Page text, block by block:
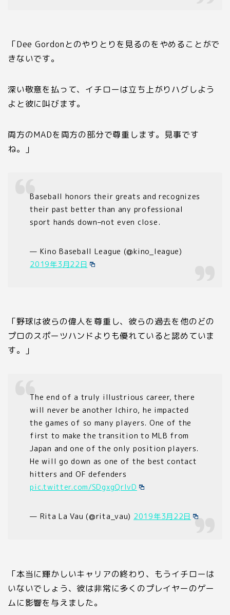
「Dee Gordonとのやりとりを見るのをやめることがで
きないです。
深い敬意を払って、イチローは立ち上がりハグしよう
よと彼に叫びます。
両方のMADを両方の部分で尊重します。見事です
ね。」
Baseball honors their greats and recognizes
their past better than any professional
sport hands down–not even close.
— Kino Baseball League (@kino_league)
2019年3月22日
「野球は彼らの偉人を尊重し、彼らの過去を他のどの
プロのスポーツハンドよりも優れていると認めていま
す。」
The end of a truly illustrious career, there
will never be another Ichiro, he impacted
the games of so many players. One of the
first to make the transition to MLB from
Japan and one of the only position players.
He will go down as one of the best contact
hitters and OF defenders
pic.twitter.com/SDgxgQrIvD
— Rita La Vau (@rita_vau) 2019年3月22日
「本当に輝かしいキャリアの終わり、もうイチローは
いないでしょう、彼は非常に多くのプレイヤーのゲー
ムに影響を与えました。